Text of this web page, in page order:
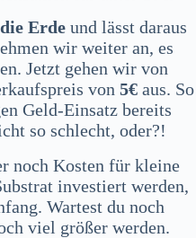
Erde und lässt daraus
wir weiter an, es
Jetzt gehen wir von
von 5€ aus. So
Geld-Einsatz bereits
so schlecht, oder?!
noch Kosten für kleine
investiert werden,
Wartest du noch
viel größer werden.